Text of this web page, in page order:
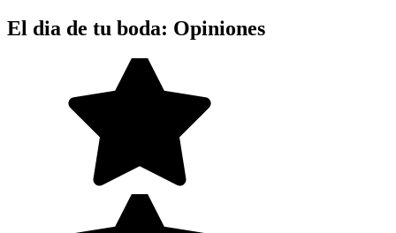
El dia de tu boda: Opiniones